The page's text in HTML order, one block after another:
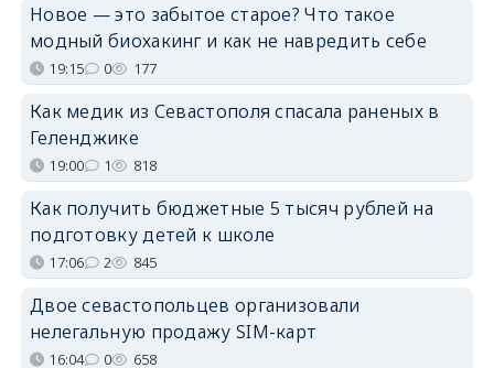
Новое — это забытое старое? Что такое
модный биохакинг и как не навредить себе
19:15 0 177
Как медик из Севастополя спасала раненых в
Геленджике
19:00 1 818
Как получить бюджетные 5 тысяч рублей на
подготовку детей к школе
17:06 2 845
Двое севастопольцев организовали
нелегальную продажу SIM-карт
16:04 0 658